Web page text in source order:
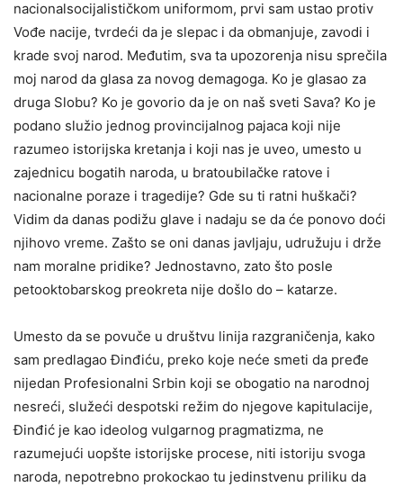
nacionalsocijalističkom uniformom, prvi sam ustao protiv
Vođe nacije, tvrdeći da je slepac i da obmanjuje, zavodi i
krade svoj narod. Međutim, sva ta upozorenja nisu sprečila
moj narod da glasa za novog demagoga. Ko je glasao za
druga Slobu? Ko je govorio da je on naš sveti Sava? Ko je
podano služio jednog provincijalnog pajaca koji nije
razumeo istorijska kretanja i koji nas je uveo, umesto u
zajednicu bogatih naroda, u bratoubilačke ratove i
nacionalne poraze i tragedije? Gde su ti ratni huškači?
Vidim da danas podižu glave i nadaju se da će ponovo doći
njihovo vreme. Zašto se oni danas javljaju, udružuju i drže
nam moralne pridike? Jednostavno, zato što posle
petooktobarskog preokreta nije došlo do – katarze.
Umesto da se povuče u društvu linija razgraničenja, kako
sam predlagao Đinđiću, preko koje neće smeti da pređe
nijedan Profesionalni Srbin koji se obogatio na narodnoj
nesreći, služeći despotski režim do njegove kapitulacije,
Đinđić je kao ideolog vulgarnog pragmatizma, ne
razumejući uopšte istorijske procese, niti istoriju svoga
naroda, nepotrebno prokockao tu jedinstvenu priliku da